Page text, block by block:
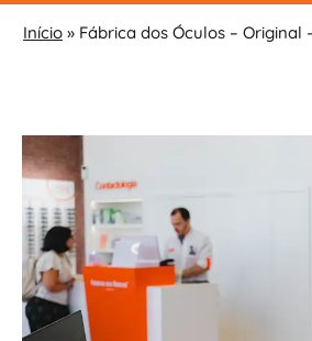
Início » Fábrica dos Óculos –